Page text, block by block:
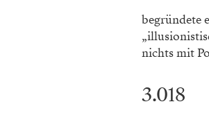
begründete
nichts mit
3.018